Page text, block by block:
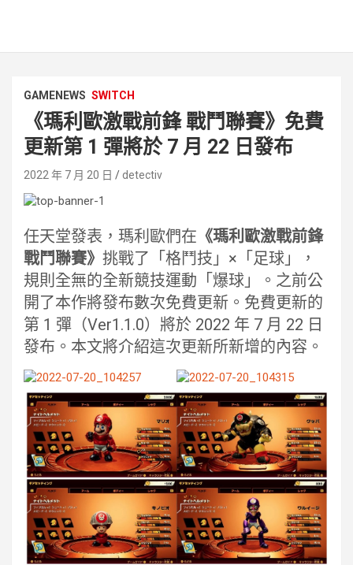
GAMENEWS SWITCH
《瑪利歐激戰前鋒 戰鬥聯賽》免費
更新第 1 彈將於 7 月 22 日發布
2022 年 7 月 20 日 detectiv
任天堂發表，瑪利歐們在 《瑪利歐激戰前鋒
戰鬥聯賽》 挑戰了「格鬥技」×「足球」，
規則全無的全新競技運動「爆球」。之前公
開了本作將發布數次免費更新。免費更新的
第 1 彈（Ver1.1.0）將於 2022 年 7 月 22 日
發布。本文將介紹這次更新所新增的內容。